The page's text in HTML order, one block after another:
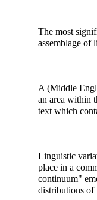
The most
assemblage of
A (Middle
an area within
text which
Linguistic
place in a
continuum"
distributions of